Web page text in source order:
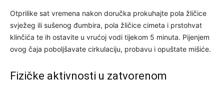
Otprilike sat vremena nakon doručka prokuhajte pola žličice
svježeg ili sušenog đumbira, pola žličice cimeta i prstohvat
klinčića te ih ostavite u vrućoj vodi tijekom 5 minuta. Pijenjem
ovog čaja poboljšavate cirkulaciju, probavu i opuštate mišiće.
Fizičke aktivnosti u zatvorenom